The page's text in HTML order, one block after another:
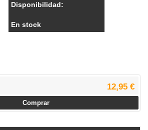
Disponibilidad:
En stock
12,95 €
Comprar